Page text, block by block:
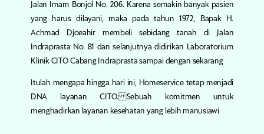
Jalan Imam Bonjol No. 206. Karena semakin banyak pasien
yang harus dilayani, maka pada tahun 1972, Bapak H.
Achmad Djoeahir membeli sebidang tanah di Jalan
Indraprasta No. 81 dan selanjutnya didirikan Laboratorium
Klinik CITO Cabang Indraprasta sampai dengan sekarang
Itulah mengapa hingga hari ini, Homeservice tetap menjadi
DNA layanan CITO. Sebuah komitmen untuk
menghadirkan layanan kesehatan yang lebih manusiawi